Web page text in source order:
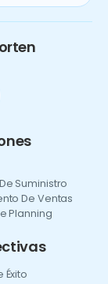
Suministro
De Ventas
Planning
Éxito